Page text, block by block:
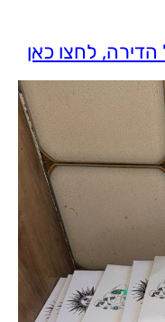
לחצו כאן